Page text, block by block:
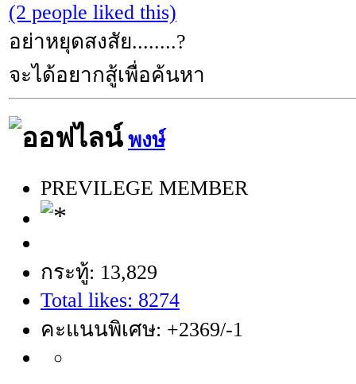
(2 people liked this)
อย่าหยุดสงสัย........?
จะได้อยากสู้เพื่อค้นหา
พงษ์
PREVILEGE MEMBER
กระทู้: 13,829
Total likes: 8274
คะแนนพิเศษ: +2369/-1